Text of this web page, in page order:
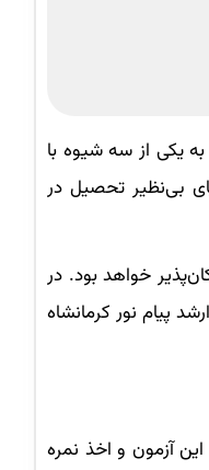
یکی از سه شیوه با
بی‌نظیر تحصیل در
خواهد بود. در
پیام ‌نور کرمانشاه
آزمون و اخذ نمره